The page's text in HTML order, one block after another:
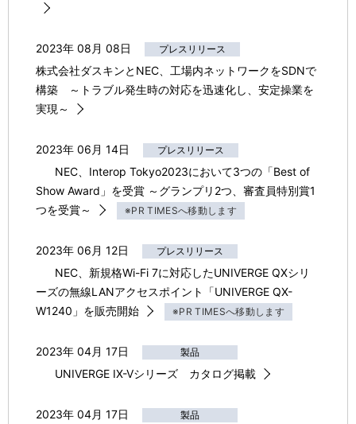
2023年 08月 08日 プレスリリース
株式会社ダスキンとNEC、工場内ネットワークをSDNで
構築 ～トラブル発生時の対応を迅速化し、安定操業を
実現～
2023年 06月 14日 プレスリリース
NEC、Interop Tokyo2023において3つの「Best of
Show Award」を受賞 ～グランプリ2つ、審査員特別賞1
つを受賞～
※PR TIMESへ移動します
2023年 06月 12日 プレスリリース
NEC、新規格Wi-Fi 7に対応したUNIVERGE QXシリ
ーズの無線LANアクセスポイント「UNIVERGE QX-
W1240」を販売開始
※PR TIMESへ移動します
2023年 04月 17日 製品
UNIVERGE IX-Vシリーズ カタログ掲載
2023年 04月 17日 製品